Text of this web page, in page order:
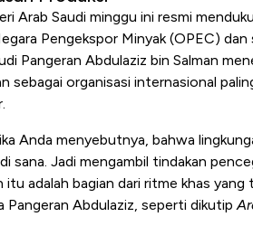
Arab Saudi minggu ini resmi
Pengekspor Minyak (OPEC) dan
Pangeran Abdulaziz bin Salman
sebagai organisasi internasional
Anda menyebutnya, bahwa
sana. Jadi mengambil tindakan
itu adalah bagian dari ritme khas
Abdulaziz, seperti dikutip